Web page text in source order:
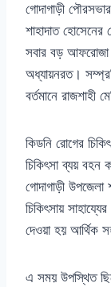
গোদাগাড়ী
শাহাদাত হোসেনের
সবার বড় আফরোজা
অধ্যায়নরত।
বর্তমানে রাজশাহী
কিডনি রোগের
চিকিৎসা ব্যয় বহন
গোদাগাড়ী
চিকিৎসায়
দেওয়া হয় আর্থিক
এ সময় উপস্থিত